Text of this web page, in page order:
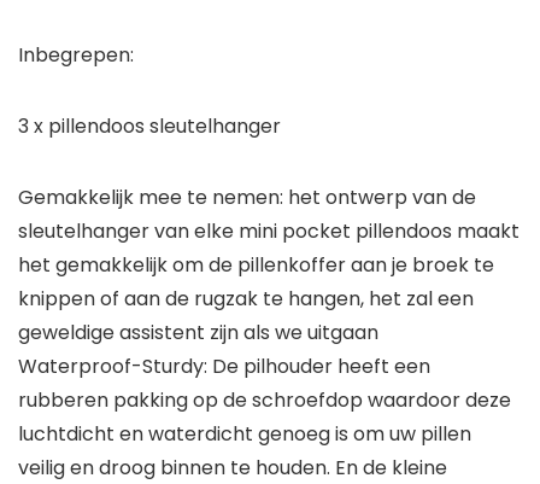
Inbegrepen:
3 x pillendoos sleutelhanger
Gemakkelijk mee te nemen: het ontwerp van de
sleutelhanger van elke mini pocket pillendoos maakt
het gemakkelijk om de pillenkoffer aan je broek te
knippen of aan de rugzak te hangen, het zal een
geweldige assistent zijn als we uitgaan
Waterproof-Sturdy: De pilhouder heeft een
rubberen pakking op de schroefdop waardoor deze
luchtdicht en waterdicht genoeg is om uw pillen
veilig en droog binnen te houden. En de kleine